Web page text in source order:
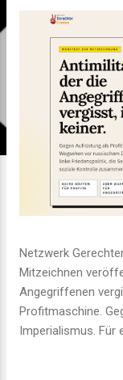
Netzwerk
Mitzeichnen
Angegriffenen
Profitmaschine.
Imperialismus. Für
Keine Waffen für